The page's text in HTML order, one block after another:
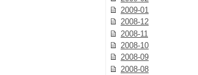
2009-01
2008-12
2008-11
2008-10
2008-09
2008-08